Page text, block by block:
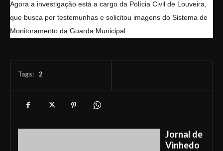
Agora a investigação está a cargo da Polícia Civil de Louveira,
que busca por testemunhas e solicitou imagens do Sistema de
Monitoramento da Guarda Municipal.
Tags: 2
Jornal de
Vinhedo